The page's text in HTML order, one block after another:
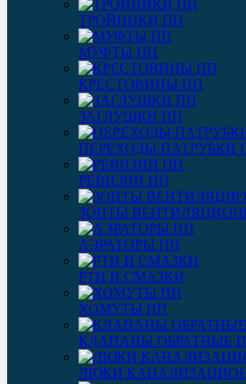
ТРОЙНИКИ ПП
МУФТЫ ПП
КРЕСТОВИНЫ ПП
ЗАГЛУШКИ ПП
ПЕРЕХОДЫ ПАТРУБКИ
РЕВИЗИИ ПП
ЗОНТЫ
АЭРАТОРЫ ПП
РТИ И СМАЗКИ
ХОМУТЫ ПП
КЛАПАНЫ ОБРАТНЫЕ
ЛЮКИ